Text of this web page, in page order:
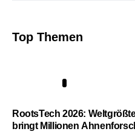
Top Themen
RootsTech 2026:
bringt Millionen